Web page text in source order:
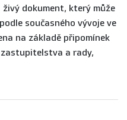
dokument, který může
současného vývoje ve
na základě připomínek
a rady,